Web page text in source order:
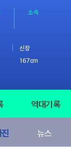
소속
신장
167cm
역대기록
뉴스